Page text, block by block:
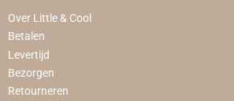
Over Little & Cool
Betalen
Levertijd
Bezorgen
Retourneren